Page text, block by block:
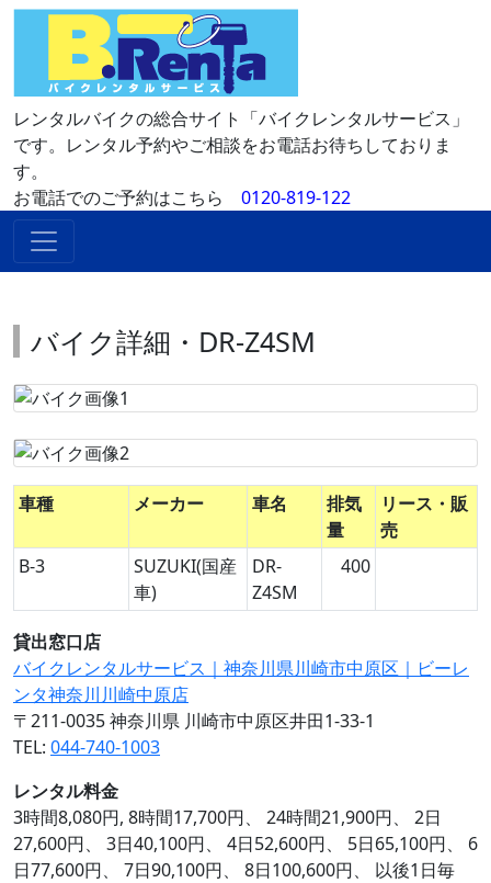
レンタルバイクの総合サイト「バイクレンタルサービス」
です。レンタル予約やご相談をお電話お待ちしておりま
す。
お電話でのご予約はこちら 0120-819-122
バイク詳細・DR-Z4SM
車種 メーカー 車名
排気
量
リース・販
売
B-3
SUZUKI(国産
車)
DR-
Z4SM
400
貸出窓口店
バイクレンタルサービス｜神奈川県川崎市中原区｜ビーレ
ンタ神奈川川崎中原店
〒211-0035 神奈川県 川崎市中原区井田1-33-1
TEL: 044-740-1003
レンタル料金
3時間8,080円, 8時間17,700円、 24時間21,900円、 2日
27,600円、 3日40,100円、 4日52,600円、 5日65,100円、 6
日77,600円、 7日90,100円、 8日100,600円、 以後1日毎